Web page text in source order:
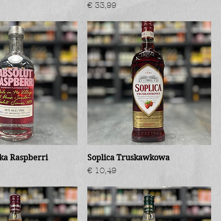
Prijs
€ 33,99
Raspberri
Soplica Truskawkowa
Prijs
€ 10,49